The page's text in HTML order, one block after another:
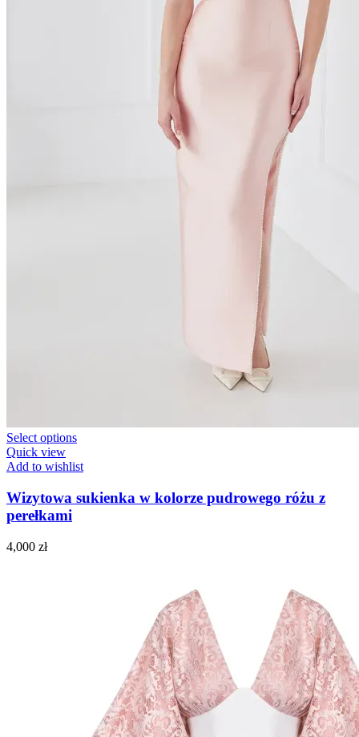
Select options
Quick view
Add to wishlist
Wizytowa sukienka w kolorze pudrowego różu z
perełkami
4,000 zł